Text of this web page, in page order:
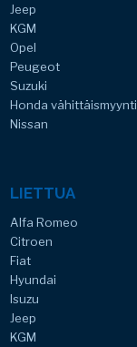
Jeep
KGM
Opel
Peugeot
Suzuki
Honda vähittäismyynti
Nissan
LIETTUA
Alfa Romeo
Citroen
Fiat
Hyundai
Isuzu
Jeep
KGM